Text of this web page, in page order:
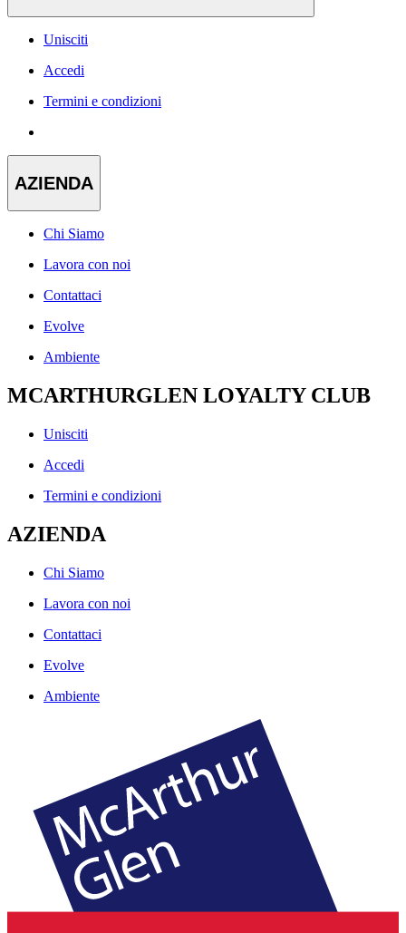
Unisciti
Accedi
Termini e condizioni
AZIENDA
Chi Siamo
Lavora con noi
Contattaci
Evolve
Ambiente
MCARTHURGLEN LOYALTY CLUB
Unisciti
Accedi
Termini e condizioni
AZIENDA
Chi Siamo
Lavora con noi
Contattaci
Evolve
Ambiente